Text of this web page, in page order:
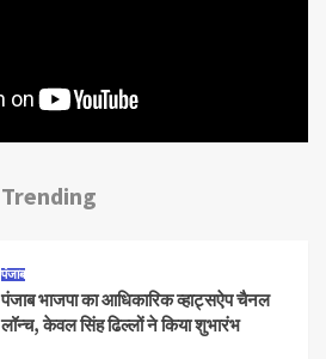
Trending
पंजाब
पंजाब भाजपा का आधिकारिक व्हाट्सऐप चैनल
लॉन्च, केवल सिंह ढिल्लों ने किया शुभारंभ